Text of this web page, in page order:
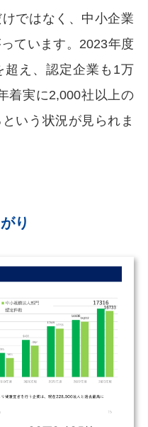
ではなく、中小企業
ています。2023年度
超え、認定企業も1万
着実に2,000社以上の
いう状況が見られま
り